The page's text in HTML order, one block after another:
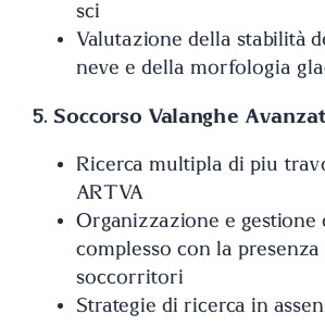
sci
Valutazione della stabilità
neve e della morfologia
5. Soccorso Valanghe
Ricerca multipla di più
ARTVA
Organizzazione e gestione
complesso con la presenza
soccorritori
Strategie di ricerca in